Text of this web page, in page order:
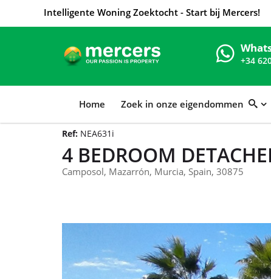
Intelligente Woning Zoektocht - Start bij Mercers!
+34
Home Zoek in onze eigendommen
Ref: NEA631i
4 BEDROOM
Camposol, Mazarrón, Murcia, Spain, 30875